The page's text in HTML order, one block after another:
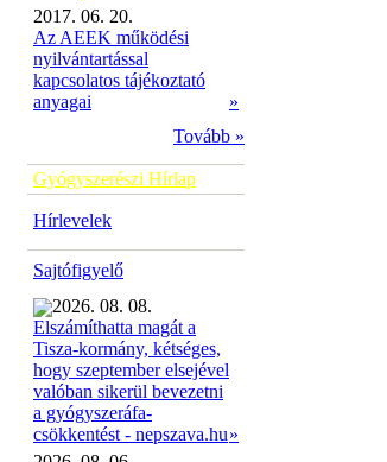
2017. 06. 20.
Az AEEK működési
nyilvántartással
kapcsolatos tájékoztató
anyagai
»
Tovább »
Gyógyszerészi Hírlap
Hírlevelek
Sajtófigyelő
2026. 08. 08.
Elszámíthatta magát a
Tisza-kormány, kétséges,
hogy szeptember elsejével
valóban sikerül bevezetni
a gyógyszeráfa-
csökkentést - nepszava.hu»